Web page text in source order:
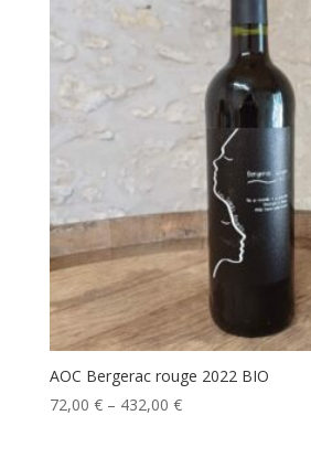
AOC Bergerac rouge 2022 BIO
72,00 €– 432,00 €